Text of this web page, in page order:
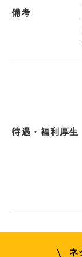
備考
待遇・福利厚生